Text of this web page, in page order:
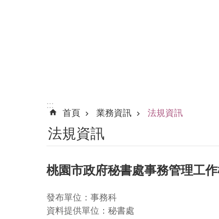
:::
首頁
業務資訊 法規資訊
法規資訊
桃園市政府秘書處事務管理工
發布單位：事務科
資料提供單位：秘書處